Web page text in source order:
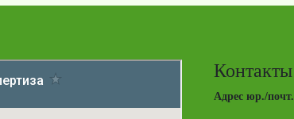
Контакты
Адрес юр./почт.